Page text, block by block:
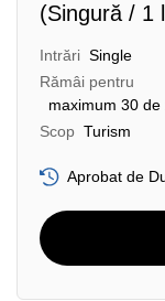
(Singură / 1
Intrări Single
Rămâi pentru
maximum 30
Scop Turism
Aprobat de